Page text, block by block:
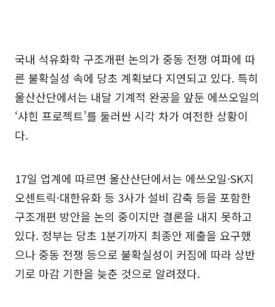
국내 석유화학 구조개편 논의가 중동 전쟁 여파에 따
른 불확실성 속에 당초 계획보다 지연되고 있다. 특히
울산산단에서는 내달 기계적 완공을 앞둔 에쓰오일의
‘샤힌 프로젝트’를 둘러싼 시각 차가 여전한 상황이
다.
17일 업계에 따르면 울산산단에서는 에쓰오일·SK지
오센트릭·대한유화 등 3사가 설비 감축 등을 포함한
구조개편 방안을 논의 중이지만 결론을 내지 못하고
있다. 정부는 당초 1분기까지 최종안 제출을 요구했
으나 중동 전쟁 등으로 불확실성이 커짐에 따라 상반
기로 마감 기한을 늦춘 것으로 알려졌다.